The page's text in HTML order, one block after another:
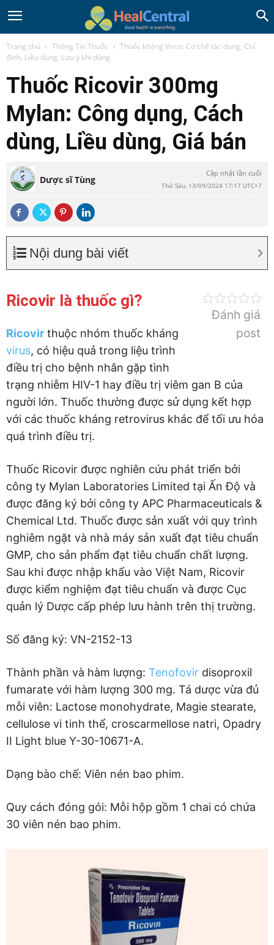
Trang chủ Thông Tin Thuốc
Thuốc kháng Virus: Cơ chế tác dụng, Chỉ
định, Liều dùng, Lưu ý khi dùng
Thuốc Ricovir 300mg
Mylan: Công dụng, Cách
dùng, Liều dùng, Giá bán
Dược sĩ Tùng
Cập nhật lần cuối
Thứ Sáu, 13/09/2024 17:17 UTC+7
Nội dung bài viết
Đánh giá
post
Ricovir là thuốc gì?
Ricovir thuộc nhóm thuốc kháng
virus, có hiệu quả trong liệu trình
điều trị cho bệnh nhân gặp tình
trạng nhiễm HIV-1 hay điều trị viêm gan B của
người lớn. Thuốc thường được sử dụng kết hợp
với các thuốc kháng retrovirus khác để tối ưu hóa
quá trình điều trị.
Thuốc Ricovir được nghiên cứu phát triển bởi
công ty Mylan Laboratories Limited tại Ấn Độ và
được đăng ký bởi công ty APC Pharmaceuticals &
Chemical Ltd. Thuốc được sản xuất với quy trình
nghiêm ngặt và nhà máy sản xuất đạt tiêu chuẩn
GMP, cho sản phẩm đạt tiêu chuẩn chất lượng.
Sau khi được nhập khẩu vào Việt Nam, Ricovir
được kiểm nghiệm đạt tiêu chuẩn và được Cục
quản lý Dược cấp phép lưu hành trên thị trường.
Số đăng ký: VN-2152-13
Thành phần và hàm lượng: Tenofovir disoproxil
fumarate với hàm lượng 300 mg. Tá dược vừa đủ
mỗi viên: Lactose monohydrate, Magie stearate,
cellulose vi tinh thể, croscarmellose natri, Opadry
II Light blue Y-30-10671-A.
Dạng bào chế: Viên nén bao phim.
Quy cách đóng gói: Mỗi hộp gồm 1 chai có chứa
30 viên nén bao phim.